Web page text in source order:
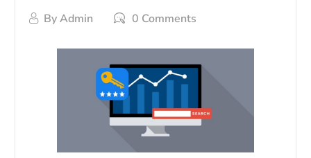
ByAdmin 0 Comments